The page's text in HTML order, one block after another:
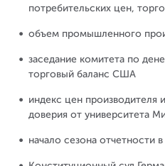
потребительских цен,
объем промышленного
заседание комитета по
торговый баланс США
индекс цен производителя
доверия от университета
начало сезона отчетности